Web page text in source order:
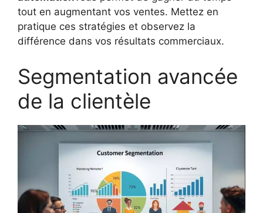
tout en augmentant vos ventes. Mettez en
pratique ces stratégies et observez la
différence dans vos résultats commerciaux.
Segmentation avancée
de la clientèle